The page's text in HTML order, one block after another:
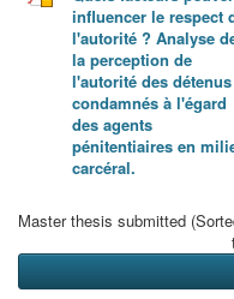
influencer le respect
l'autorité ? Analyse
la perception de
l'autorité des détenus
condamnés à l'égard
des agents
pénitentiaires en
carcéral.
Master thesis submitted